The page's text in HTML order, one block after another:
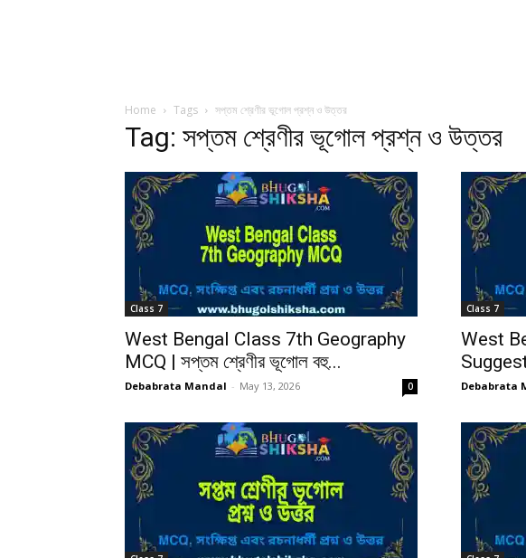
Home Tags সপ্তম শ্রেণীর ভূগোল প্রশ্ন ও উত্তর
Tag: সপ্তম শ্রেণীর ভূগোল প্রশ্ন ও উত্তর
Class 7
West Bengal Class 7th Geography
MCQ | সপ্তম শ্রেণীর ভূগোল বহু...
Debabrata Mandal - May 13, 2026 0
Class 7
West
Debabrata